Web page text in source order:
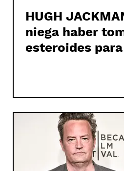
HUGH
niega haber
esteroides